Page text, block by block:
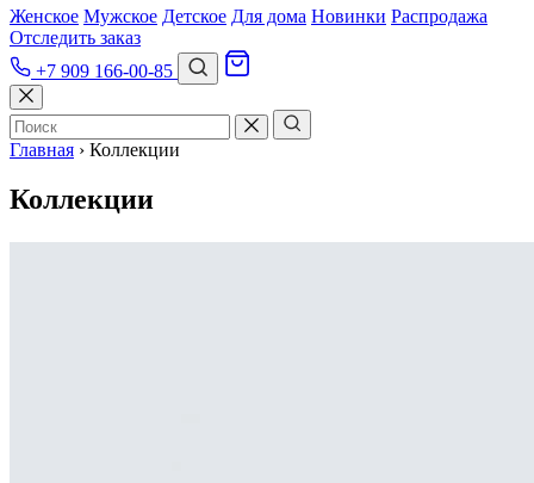
Женское Мужское Детское Для дома Новинки Распродажа
Отследить заказ
+7 909 166-00-85
Главная › Коллекции
Коллекции